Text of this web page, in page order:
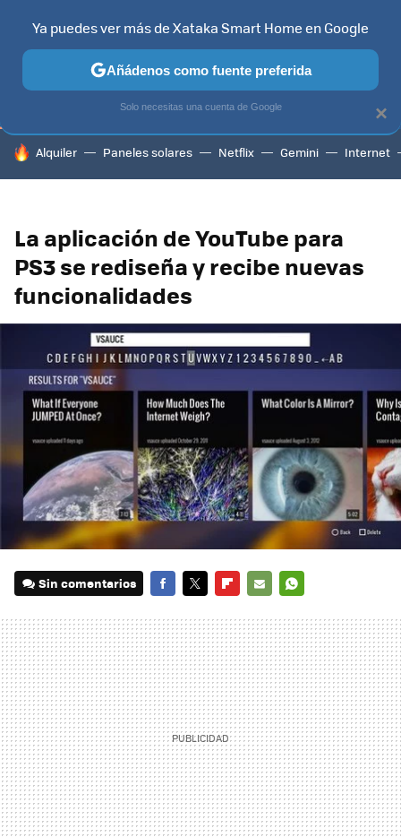
TELEVISORES CONTENIDOS SMART TV SELECCIÓN
HOY SE HABLA DE
Alquiler Paneles solares Netflix Gemini Internet
La aplicación de YouTube para
PS3 se rediseña y recibe nuevas
funcionalidades
Sin comentarios
MAIL
×
Ya puedes ver más de Xataka Smart Home en Google
Añádenos como fuente preferida
Solo necesitas una cuenta de Google